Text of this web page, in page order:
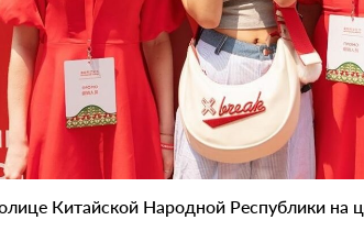
Китайской Народной Республики на